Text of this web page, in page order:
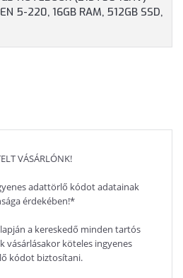
5-220, 16GB RAM, 512GB SSD,
11 PROFESSIONAL, 3
VÁSÁRLÓNK!
adattörlő kódot adatainak
érdekében!*
a kereskedő minden tartós
vásárlásakor köteles ingyenes
kódot biztosítani.